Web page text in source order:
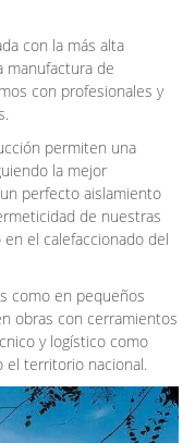
con la más alta
manufactura de
con profesionales y
permiten una
la mejor
perfecto aislamiento
de nuestras
el calefaccionado del
como en pequeños
obras con cerramientos
y logístico como
el territorio nacional.